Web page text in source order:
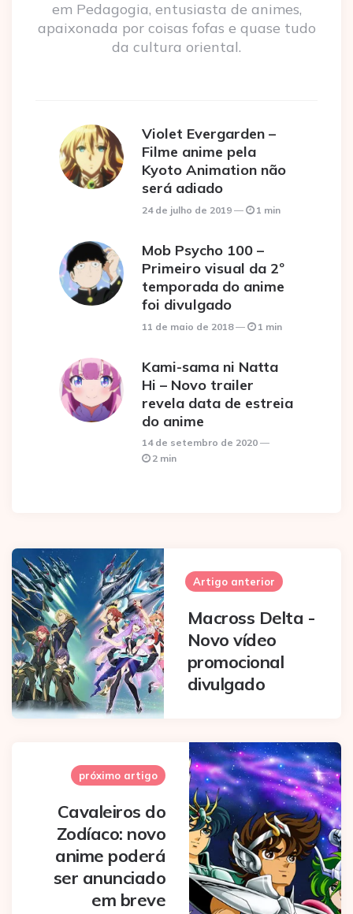
em Pedagogia, entusiasta de animes,
apaixonada por coisas fofas e quase tudo
da cultura oriental.
Violet Evergarden –
Filme anime pela
Kyoto Animation não
será adiado
24 de julho de 2019 1 min
Mob Psycho 100 –
Primeiro visual da 2º
temporada do anime
foi divulgado
11 de maio de 2018 1 min
Kami-sama ni Natta
Hi – Novo trailer
revela data de estreia
do anime
14 de setembro de 2020
2 min
Post
navigation
Artigo anterior
Macross Delta -
Novo vídeo
promocional
divulgado
próximo artigo
Cavaleiros do
Zodíaco: novo
anime poderá
ser anunciado
em breve